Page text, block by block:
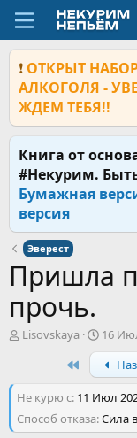
❗ ОТКРЫТ
АЛКОГОЛЯ -
ЖДЕМ ТЕБЯ!!
Книга от
#Некурим.
Бумажная
версия
Эверест
Пришла
прочь.
А
р
т
е
Lisovskaya
Д
а
т
а
н
а
ч
16
Не курю с 11 Июл
Способ отказа Сила